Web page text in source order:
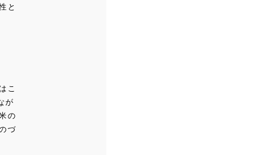
と
こ
が
の
づ